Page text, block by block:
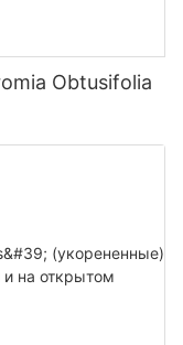
Obtusifolia